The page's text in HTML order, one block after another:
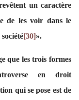
un caractère
de les voir dans le
[30]».
que les trois formes
en droit
qui se pose est de